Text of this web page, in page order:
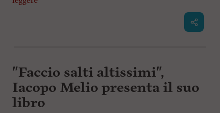
"Faccio salti altissimi",
Iacopo Melio presenta il suo
libro